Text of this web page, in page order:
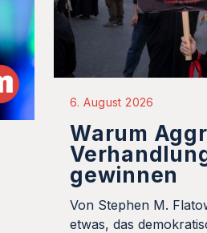
6. August 2026
Warum
gewinnen
Von Stephen M.
etwas, das